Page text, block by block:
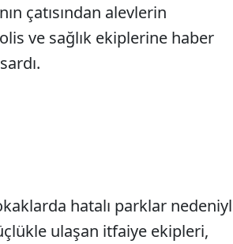
çatısından alevlerin
ve sağlık ekiplerine haber
hatalı parklar
ulaşan itfaiye ekipleri,